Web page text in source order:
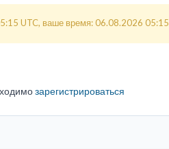
UTC, ваше время: 06.08.2026 05:15
зарегистрироваться